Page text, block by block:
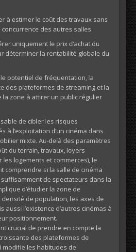
à estimer le coût des travaux sans
des autres salles
uniquement le prix d’achat du
déterminer la rentabilité globale du
le potentiel de fréquentation, la
des plateformes de streaming et la
la zone à attirer un public régulier
de cibler les risques
à l’exploitation d’un cinéma dans
mixte. Au-delà des paramètres
du terrain, travaux, loyers
logements et commerces), le
comprendre si la salle de cinéma
de spectateurs dans la
d’étudier la zone de
densité de population, les axes de
aussi l’existence d’autres cinémas à
positionnement.
crucial de prendre en compte la
des plateformes de
modifie les habitudes de